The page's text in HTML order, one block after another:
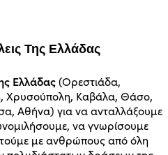
Της Ελλάδας
Ελλάδας(Ορεστιάδα,
Χρυσούπολη, Καβάλα, Θάσο,
Αθήνα) για να ανταλλάξουμε
να γνωρίσουμε
με ανθρώπους από όλη